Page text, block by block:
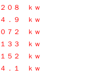
８
ｋｗ
９ ｋｗ
２ ｋｗ
３ ｋｗ
２ ｋｗ
１ ｋｗ